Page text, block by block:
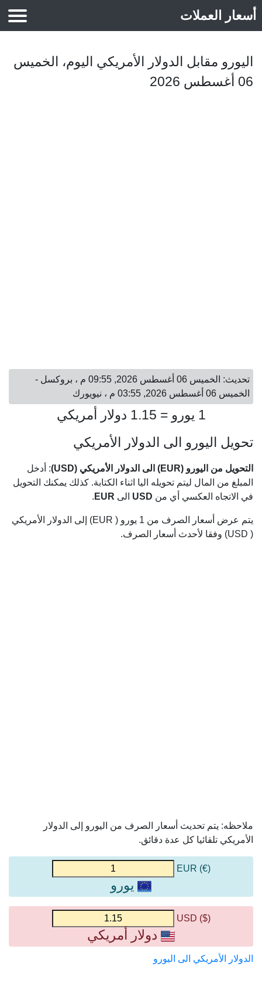
أسعار العملات
اليورو مقابل الدولار الأمريكي اليوم، الخميس
06 أغسطس 2026
تحديث: الخميس 06 أغسطس 2026, 09:55 م ، بروكسل -
الخميس 06 أغسطس 2026, 03:55 م ، نيويورك
1 يورو = 1.15 دولار أمريكي
تحويل اليورو الى الدولار الأمريكي
التحويل من اليورو (EUR) الى الدولار الأمريكي (USD)
: أدخل
المبلغ من المال ليتم تحويله اليا اثناء الكتابة. كذلك يمكنك التحويل
في الاتجاه العكسي أي من USD الى EUR
.
يتم عرض أسعار الصرف من 1 يورو ( EUR) إلى الدولار الأمريكي
( USD) وفقا لأحدث أسعار الصرف.
ملاحظه: يتم تحديث أسعار الصرف من اليورو إلى الدولار
الأمريكي تلقائيا كل عدة دقائق.
(€) EUR
يورو
($) USD
دولار أمريكي
الدولار الأمريكي الى اليورو